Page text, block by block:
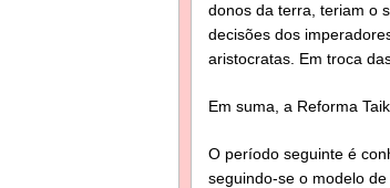
donos da terra, teriam o
decisões dos
aristocratas. Em troca
Em suma, a Reforma
O período seguinte é
seguindo-se o modelo